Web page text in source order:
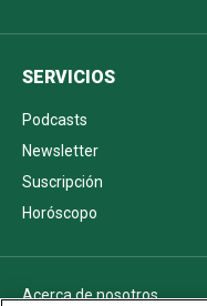
SERVICIOS
Podcasts
Newsletter
Suscripción
Horóscopo
Acerca de nosotros